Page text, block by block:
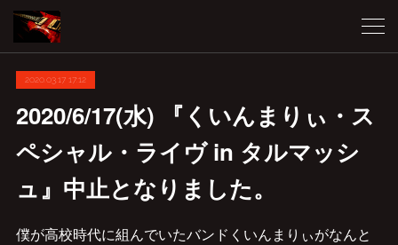
2020.03.17 17:12
2020/6/17(水) 『くいんまりぃ・ス
ペシャル・ライヴ in タルマッシ
ュ』中止となりました。
僕が高校時代に組んでいたバンドくいんまりぃがなんと